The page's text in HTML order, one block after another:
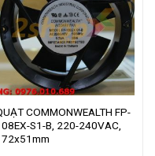
COMMONWEALTH FP-
S1-B, 220-240VAC,